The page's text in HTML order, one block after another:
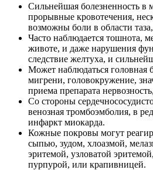
Сильнейшая болезненность в
прорывные кровотечения,
возможны боли в области
Часто наблюдается тошнота,
животе, и даже нарушения
следствие желтуха, и
Может наблюдаться головная
мигрени, головокружение,
приема препарата
Со стороны
венозная тромбоэмболия, в
инфаркт миокарда.
Кожные покровы могут
сыпью, зудом, хлоазмой,
эритемой, узловатой
пурпурой, или крапивницей.